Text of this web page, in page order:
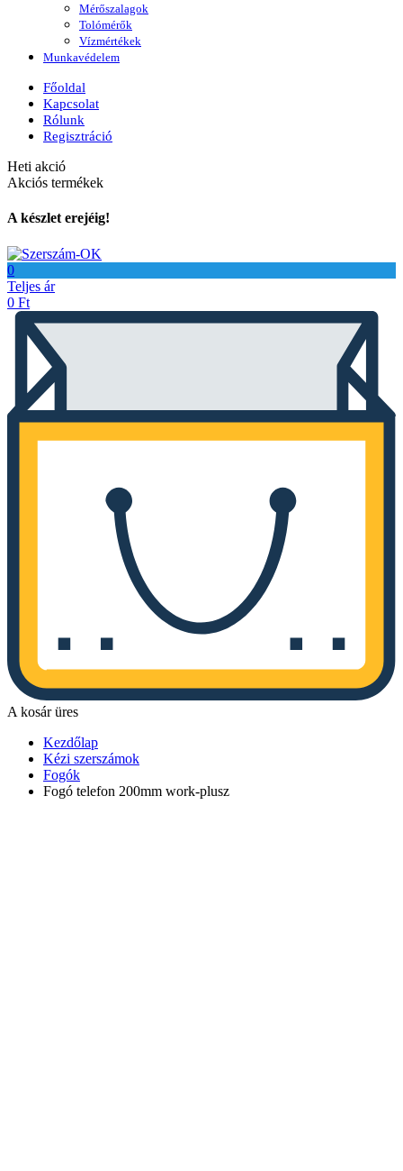
Mérőszalagok
Tolómérők
Vízmértékek
Munkavédelem
Főoldal
Kapcsolat
Rólunk
Regisztráció
Heti akció
Akciós termékek
A készlet erejéig!
0
Teljes ár
0 Ft
A kosár üres
Kezdőlap
Kézi szerszámok
Fogók
Fogó telefon 200mm work-plusz